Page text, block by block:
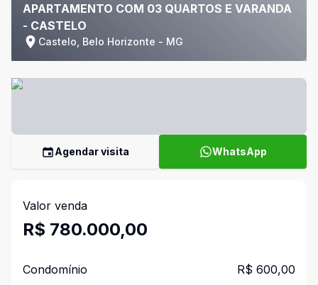
APARTAMENTO COM 03 QUARTOS E VARANDA
- CASTELO
Castelo, Belo Horizonte - MG
Agendar visita WhatsApp
Valor venda
R$ 780.000,00
Condomínio R$ 600,00